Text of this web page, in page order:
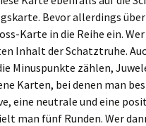
Bevor allerdings
Karte in die Reihe ein.
Inhalt der Schatztruhe.
Minuspunkte zählen,
Karten, bei denen man
eine neutrale und eine
man fünf Runden. Wer